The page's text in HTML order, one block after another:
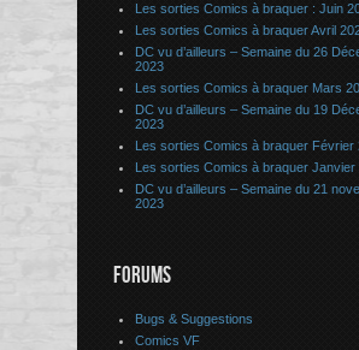
Les sorties Comics à braquer : Juin
Les sorties Comics à braquer Avril
DC vu d’ailleurs – Semaine du 26
2023
Les sorties Comics à braquer Mars
DC vu d’ailleurs – Semaine du 19
2023
Les sorties Comics à braquer Février
Les sorties Comics à braquer Janvier
DC vu d’ailleurs – Semaine du 21
2023
FORUMS
Bugs & Suggestions
Comics VF